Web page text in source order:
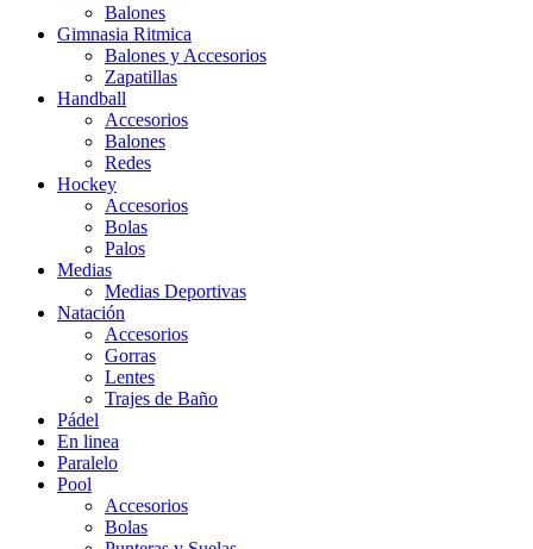
Balones
Gimnasia Ritmica
Balones y Accesorios
Zapatillas
Handball
Accesorios
Balones
Redes
Hockey
Accesorios
Bolas
Palos
Medias
Medias Deportivas
Natación
Accesorios
Gorras
Lentes
Trajes de Baño
Pádel
En linea
Paralelo
Pool
Accesorios
Bolas